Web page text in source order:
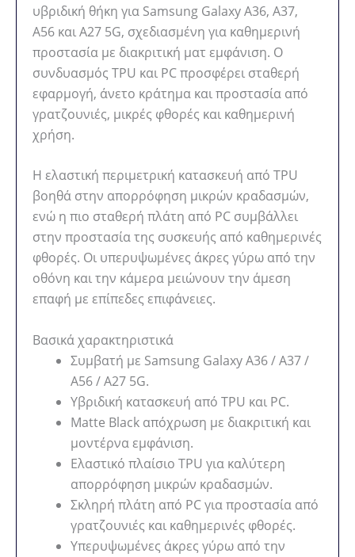
υβριδική θήκη για Samsung Galaxy A36, A37,
A56 και A27 5G, σχεδιασμένη για καθημερινή
προστασία με διακριτική ματ εμφάνιση. Ο
συνδυασμός TPU και PC προσφέρει σταθερή
εφαρμογή, άνετο κράτημα και προστασία από
γρατζουνιές, μικρές φθορές και καθημερινή
χρήση.
Η ελαστική περιμετρική κατασκευή από TPU
βοηθά στην απορρόφηση μικρών κραδασμών,
ενώ η πιο σταθερή πλάτη από PC συμβάλλει
στην προστασία της συσκευής από καθημερινές
φθορές. Οι υπερυψωμένες άκρες γύρω από την
οθόνη και την κάμερα μειώνουν την άμεση
επαφή με επίπεδες επιφάνειες.
Βασικά χαρακτηριστικά
Συμβατή με Samsung Galaxy A36 / A37 /
A56 / A27 5G.
Υβριδική κατασκευή από TPU και PC.
Matte Black απόχρωση με διακριτική και
μοντέρνα εμφάνιση.
Ελαστικό πλαίσιο TPU για καλύτερη
απορρόφηση μικρών κραδασμών.
Σκληρή πλάτη από PC για προστασία από
γρατζουνιές και καθημερινές φθορές.
Υπερυψωμένες άκρες γύρω από την